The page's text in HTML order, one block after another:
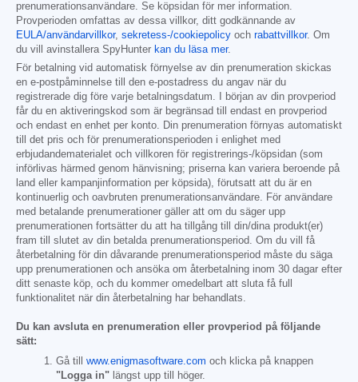
prenumerationsanvändare. Se köpsidan för mer information.
Provperioden omfattas av dessa villkor, ditt godkännande av
EULA/användarvillkor, sekretess-/cookiepolicy och rabattvillkor. Om
du vill avinstallera SpyHunter kan du läsa mer.
För betalning vid automatisk förnyelse av din prenumeration skickas
en e-postpåminnelse till den e-postadress du angav när du
registrerade dig före varje betalningsdatum. I början av din provperiod
får du en aktiveringskod som är begränsad till endast en provperiod
och endast en enhet per konto. Din prenumeration förnyas automatiskt
till det pris och för prenumerationsperioden i enlighet med
erbjudandematerialet och villkoren för registrerings-/köpsidan (som
införlivas härmed genom hänvisning; priserna kan variera beroende på
land eller kampanjinformation per köpsida), förutsatt att du är en
kontinuerlig och oavbruten prenumerationsanvändare. För användare
med betalande prenumerationer gäller att om du säger upp
prenumerationen fortsätter du att ha tillgång till din/dina produkt(er)
fram till slutet av din betalda prenumerationsperiod. Om du vill få
återbetalning för din dåvarande prenumerationsperiod måste du säga
upp prenumerationen och ansöka om återbetalning inom 30 dagar efter
ditt senaste köp, och du kommer omedelbart att sluta få full
funktionalitet när din återbetalning har behandlats.
Du kan avsluta en prenumeration eller provperiod på följande
sätt:
Gå till www.enigmasoftware.com och klicka på knappen
"Logga in" längst upp till höger.